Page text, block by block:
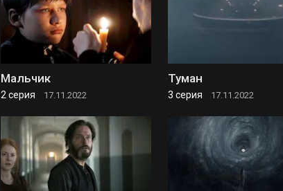
Мальчик
2 серия 17.11.2022
Туман
3 серия 17.11.2022